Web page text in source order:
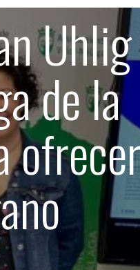
Uhlig
de la